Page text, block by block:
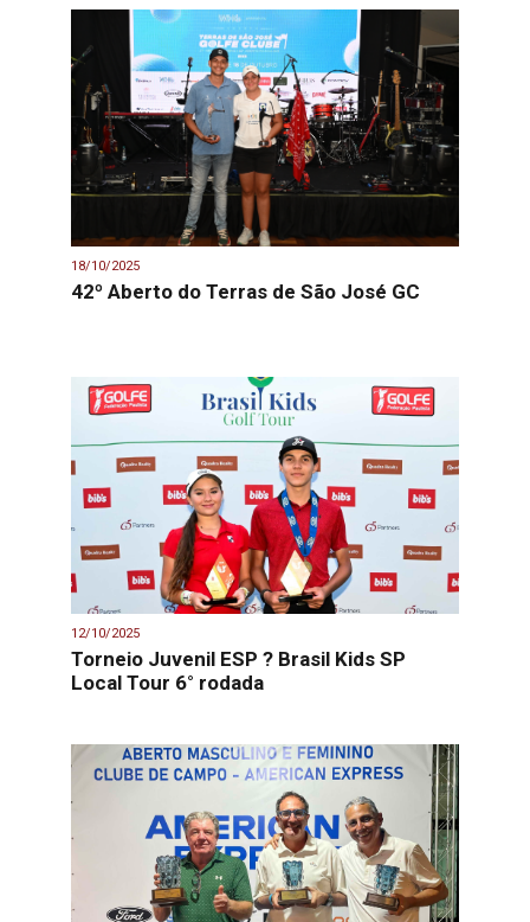
18/10/2025
42º Aberto do Terras de São José GC
12/10/2025
Torneio Juvenil ESP ? Brasil Kids SP
Local Tour 6° rodada